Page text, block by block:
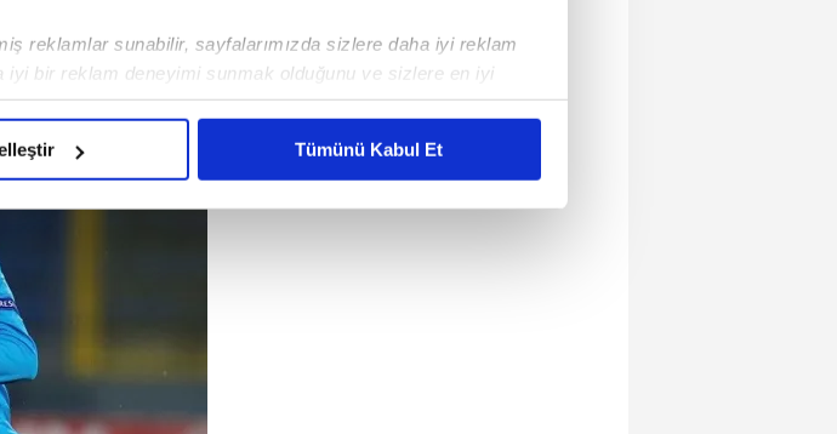
reklamlar sunabilir, sayfalarımızda sizlere daha iyi reklam
iyi bir reklam deneyimi sunmak olduğunu ve sizlere en iyi
ve bu noktada, reklamların maliyetlerimizi karşılamak
ve üçüncü kişilere ait çerezler kullanılmaktadır. Bu
olan çerezler bilgi toplumu hizmetlerinin sunulması
kılınması ve kişiselleştirilmesi ve sizlere yönelik
açık rızanız dahilinde kullanılacaktır.
belirleyebilirsiniz. Çerezlere ilişkin detaylı bilgi için Ayarlar
Tümünü Kabul Et